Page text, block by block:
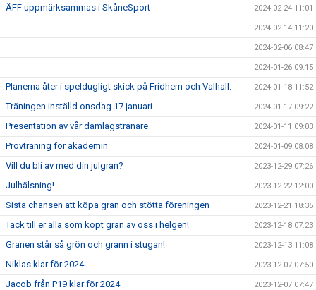
ÄFF uppmärksammas i SkåneSport 2024-02-24 11:01
2024-02-14 11:20
2024-02-06 08:47
2024-01-26 09:15
Planerna åter i speldugligt skick på Fridhem och Valhall. 2024-01-18 11:52
Träningen inställd onsdag 17 januari 2024-01-17 09:22
Presentation av vår damlagstränare 2024-01-11 09:03
Provträning för akademin 2024-01-09 08:08
Vill du bli av med din julgran? 2023-12-29 07:26
Julhälsning! 2023-12-22 12:00
Sista chansen att köpa gran och stötta föreningen 2023-12-21 18:35
Tack till er alla som köpt gran av oss i helgen! 2023-12-18 07:23
Granen står så grön och grann i stugan! 2023-12-13 11:08
Niklas klar för 2024 2023-12-07 07:50
Jacob från P19 klar för 2024 2023-12-07 07:47